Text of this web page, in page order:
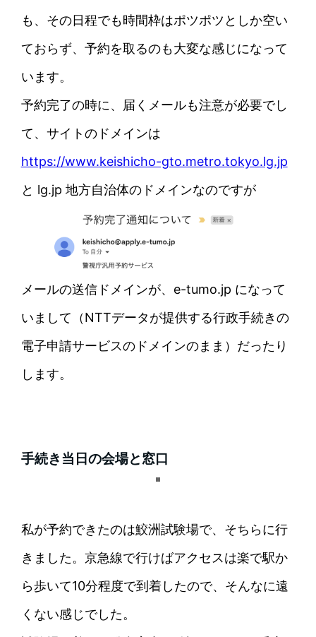
も、その日程でも時間枠はポツポツとしか空い
ておらず、予約を取るのも大変な感じになって
います。
予約完了の時に、届くメールも注意が必要でし
て、サイトのドメインは
https://www.keishicho-gto.metro.tokyo.lg.jp
と lg.jp 地方自治体のドメインなのですが
メールの送信ドメインが、e-tumo.jp になって
いまして（NTTデータが提供する行政手続きの
電子申請サービスのドメインのまま）だったり
します。
手続き当日の会場と窓口
私が予約できたのは鮫洲試験場で、そちらに行
きました。京急線で行けばアクセスは楽で駅か
ら歩いて10分程度で到着したので、そんなに遠
くない感じでした。